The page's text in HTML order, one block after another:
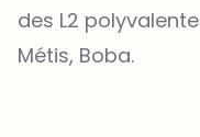
des L2
Métis, Boba.